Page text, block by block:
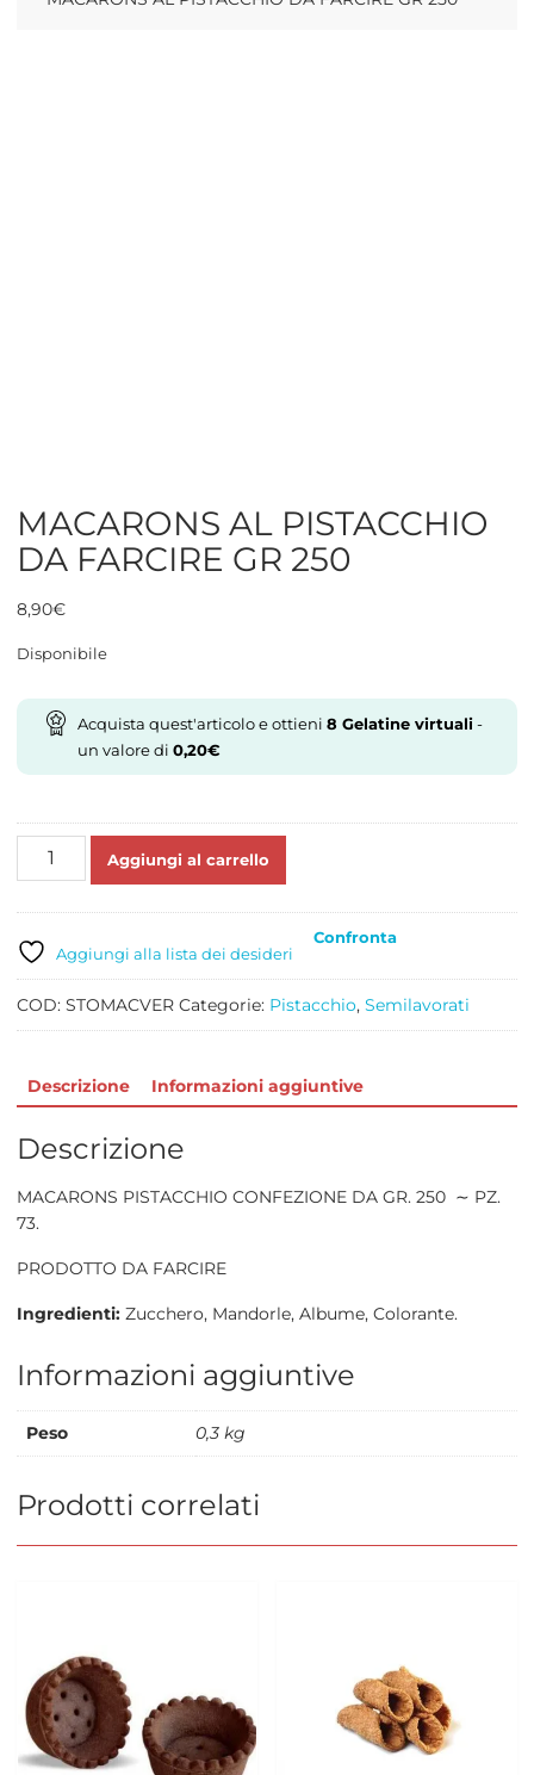
MACARONS AL PISTACCHIO
DA FARCIRE GR 250
8,90€
Disponibile
Acquista quest'articolo e ottieni 8 Gelatine virtuali-
un valore di 0,20€
MACARONS
FARCIRE
GR
250
quantità
Aggiungi al carrello
Aggiungi alla lista dei desideri
Confronta
COD: STOMACVER Categorie: Pistacchio, Semilavorati
Descrizione Informazioni aggiuntive
Descrizione
MACARONS PISTACCHIO CONFEZIONE DA GR. 250 ∼ PZ.
73.
PRODOTTO DA FARCIRE
Ingredienti:Zucchero, Mandorle, Albume, Colorante.
Informazioni aggiuntive
Peso 0,3 kg
Prodotti correlati